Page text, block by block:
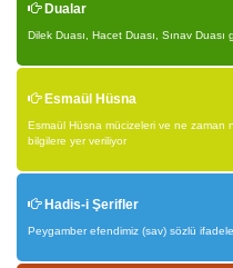
Dualar
Dilek Duası, Hacet Duası, Sınav
Esmaül Hüsna
Esmaül Hüsna mücizeleri ve ne zaman
bilgilere yer veriliyor
Hadis-i Şerifler
Peygamber efendimiz (sav) sözlü